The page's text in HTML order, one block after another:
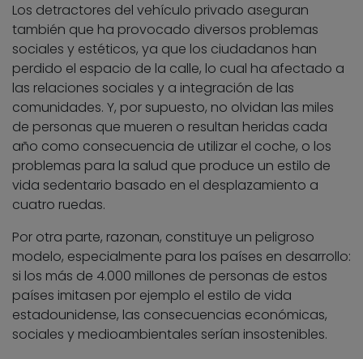
Los detractores del vehículo privado aseguran
también que ha provocado diversos problemas
sociales y estéticos, ya que los ciudadanos han
perdido el espacio de la calle, lo cual ha afectado a
las relaciones sociales y a integración de las
comunidades. Y, por supuesto, no olvidan las miles
de personas que mueren o resultan heridas cada
año como consecuencia de utilizar el coche, o los
problemas para la salud que produce un estilo de
vida sedentario basado en el desplazamiento a
cuatro ruedas.
Por otra parte, razonan, constituye un peligroso
modelo, especialmente para los países en desarrollo:
si los más de 4.000 millones de personas de estos
países imitasen por ejemplo el estilo de vida
estadounidense, las consecuencias económicas,
sociales y medioambientales serían insostenibles.